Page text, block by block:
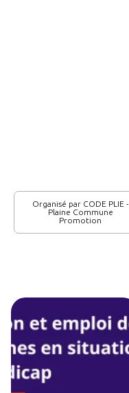
Organisé par CODE PLIE -
Plaine Commune
Promotion